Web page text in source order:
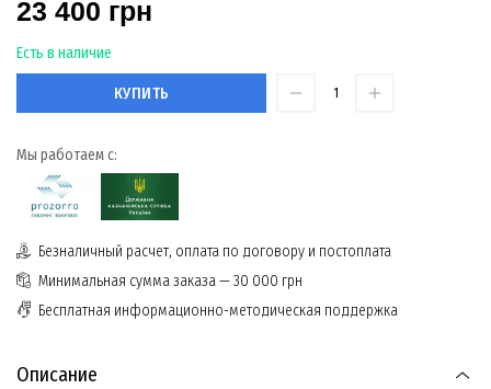
23 400 грн
Есть в наличие
КУПИТЬ
Мы работаем с:
Безналичный расчет, оплата по договору и постоплата
Минимальная сумма заказа — 30 000 грн
Бесплатная информационно-методическая поддержка
Описание